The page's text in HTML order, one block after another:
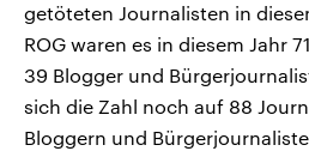
getöteten Journalisten in
ROG waren es in diesem Jahr
39 Blogger und
sich die Zahl noch auf 88
Bloggern und